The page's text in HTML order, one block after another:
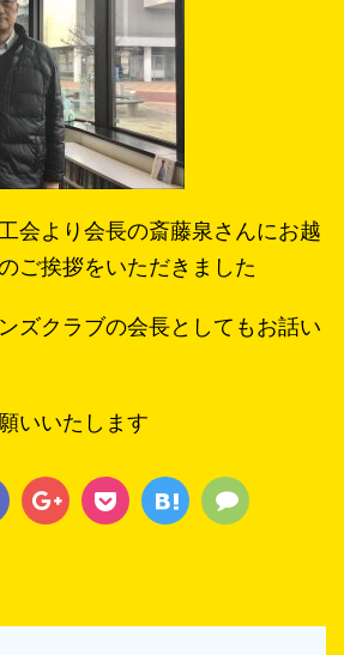
会より会長の斎藤泉さんにお越
ご挨拶をいただきました
ズクラブの会長としてもお話い
いいたします